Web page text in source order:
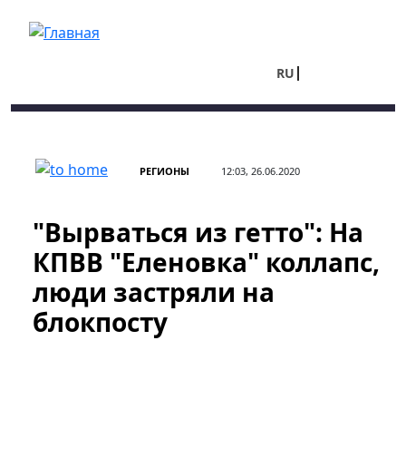
RU
РЕГИОНЫ 12:03, 26.06.2020
"Вырваться из гетто": На
КПВВ "Еленовка" коллапс,
люди застряли на
блокпосту